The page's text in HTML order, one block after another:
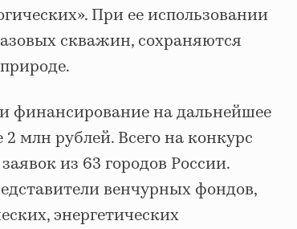
При ее использовании
скважин, сохраняются
финансирование на дальнейшее
2 млн рублей. Всего на конкурс
из 63 городов России.
венчурных фондов,
энергетических